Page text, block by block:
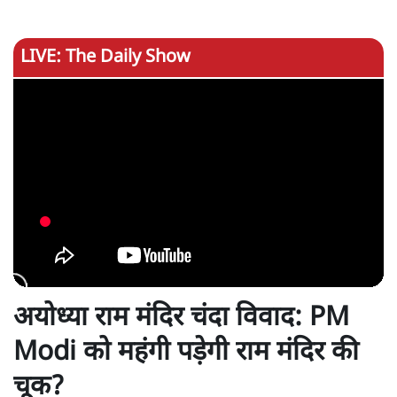
LIVE: The Daily Show
अयोध्या राम मंदिर चंदा विवाद: PM
Modi को महंगी पड़ेगी राम मंदिर की
चूक?